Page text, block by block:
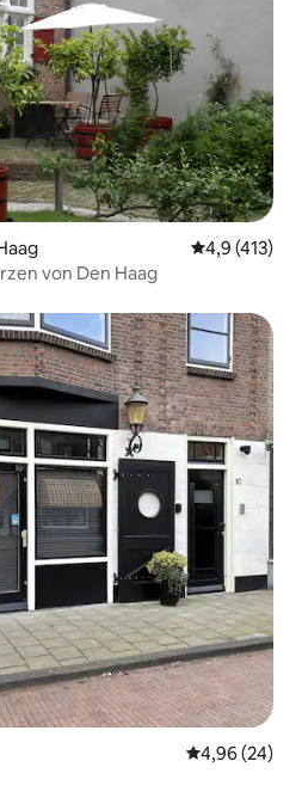
4,9 (413)
von Den Haag
4,96 (24)